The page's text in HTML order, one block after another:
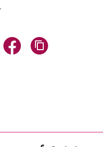
.
E-Mail teilen
über WhatsApp teilen
Seite über Facebook